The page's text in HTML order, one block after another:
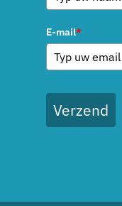
E-mail*
Verzend